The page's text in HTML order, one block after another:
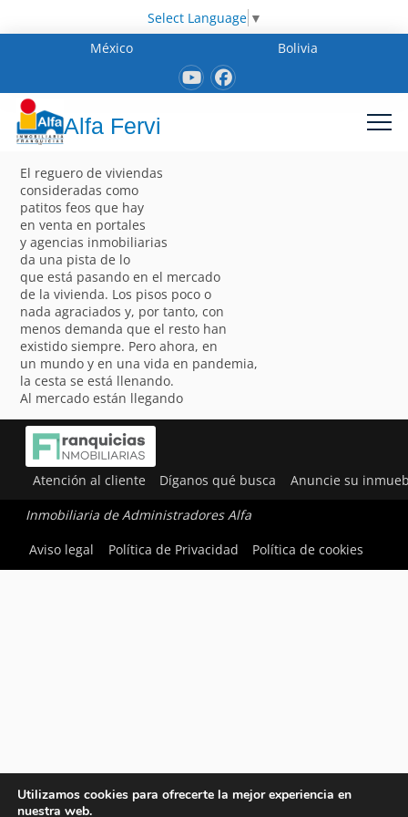
Select Language ▼
México
Bolivia
Alfa Fervi
El reguero de viviendas
consideradas como
patitos feos que hay
en venta en portales
y agencias inmobiliarias
da una pista de lo
que está pasando en el mercado
de la vivienda. Los pisos poco o
nada agraciados y, por tanto, con
menos demanda que el resto han
existido siempre. Pero ahora, en
un mundo y en una vida en pandemia,
la cesta se está llenando.
Al mercado están llegando
Atención al cliente Díganos qué busca Anuncie su
Inmobiliaria de Administradores Alfa
Aviso legal
Política de Privacidad Política de cookies
Utilizamos cookies para ofrecerte la mejor experiencia en
nuestra web.